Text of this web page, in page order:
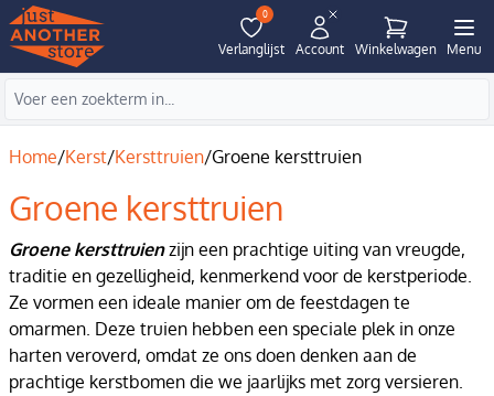
0
Verlanglijst Account Winkelwagen Menu
Home/Kerst/Kersttruien/Groene kersttruien
Groene kersttruien
Groene kersttruienzijn een prachtige uiting van vreugde,
traditie en gezelligheid, kenmerkend voor de kerstperiode.
Ze vormen een ideale manier om de feestdagen te
omarmen. Deze truien hebben een speciale plek in onze
harten veroverd, omdat ze ons doen denken aan de
prachtige kerstbomen die we jaarlijks met zorg versieren.